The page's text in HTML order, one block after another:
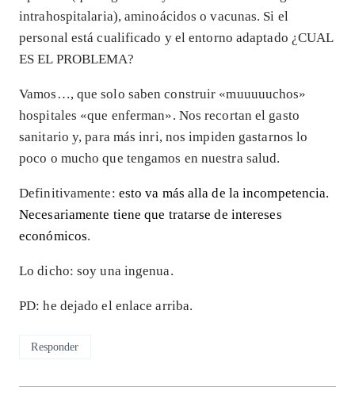
intrahospitalaria), aminoácidos o vacunas. Si el
personal está cualificado y el entorno adaptado ¿CUAL
ES EL PROBLEMA?
Vamos…, que solo saben construir «muuuuuchos»
hospitales «que enferman». Nos recortan el gasto
sanitario y, para más inri, nos impiden gastarnos lo
poco o mucho que tengamos en nuestra salud.
Definitivamente: esto va más alla de la incompetencia.
Necesariamente tiene que tratarse de intereses
económicos.
Lo dicho: soy una ingenua.
PD: he dejado el enlace arriba.
Responder